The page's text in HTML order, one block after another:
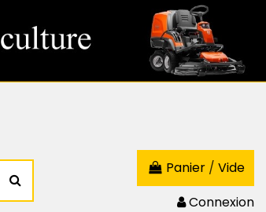
Panier / Vide
Connexion